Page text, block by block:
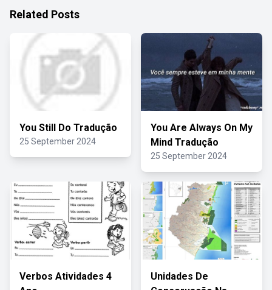
Related Posts
You Still Do Tradução
25 September 2024
You Are Always On My
Mind Tradução
25 September 2024
Verbos Atividades 4
Unidades De